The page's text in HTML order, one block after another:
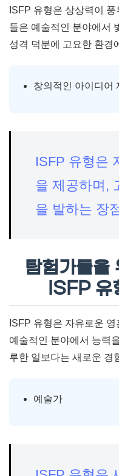
ISFP 유형은 상상력이
들은 예술적인 분야에서
성격 덕분에 고요한 환경
창의적인 아이디어
ISFP 유형은
을 제공하며,
을 발하는 장
탐험가들을
ISFP 유
ISFP 유형은 자유로운
예술적인 분야에서 능력
루한 일보다는 새로운 경
예술가